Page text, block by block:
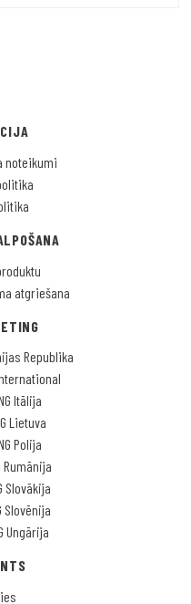
noteikumi
atgriešana
Republika
Itālija
Lietuva
Polija
Rumānija
Slovākija
Slovēnija
Ungārija